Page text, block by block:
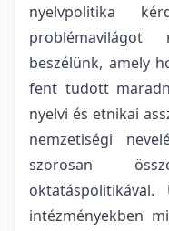
nyelvpolitika
beszélünk, amely
fent tudott
nyelvi és etnikai
nemzetiségi
szorosan
intézményekben